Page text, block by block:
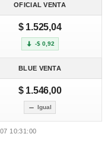
OFICIAL VENTA
$ 1.525,04
-$ 0,92
BLUE VENTA
$ 1.546,00
Igual
10:31:00